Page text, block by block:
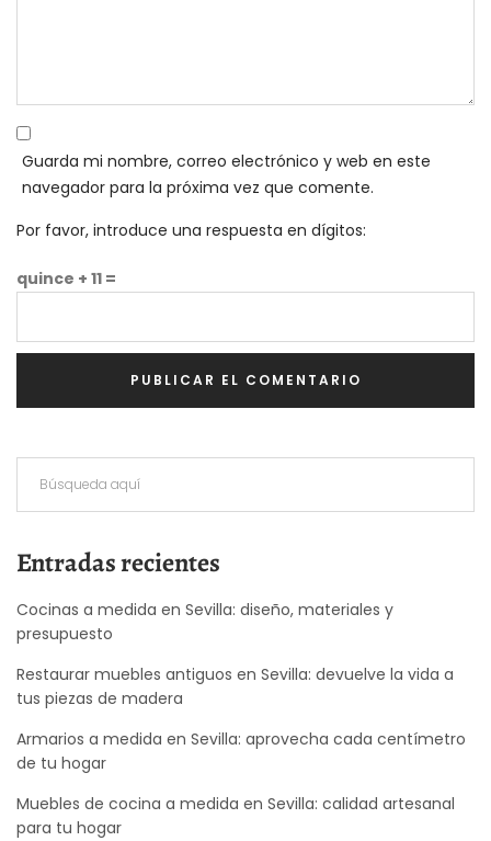
Guarda mi nombre, correo electrónico y web en este
navegador para la próxima vez que comente.
Por favor, introduce una respuesta en dígitos:
quince + 11 =
Entradas recientes
Cocinas a medida en Sevilla: diseño, materiales y
presupuesto
Restaurar muebles antiguos en Sevilla: devuelve la vida a
tus piezas de madera
Armarios a medida en Sevilla: aprovecha cada centímetro
de tu hogar
Muebles de cocina a medida en Sevilla: calidad artesanal
para tu hogar